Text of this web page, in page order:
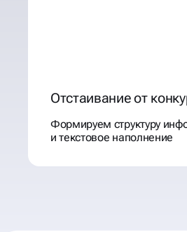
Отстаивание от
Формируем структуру
и текстовое наполнение